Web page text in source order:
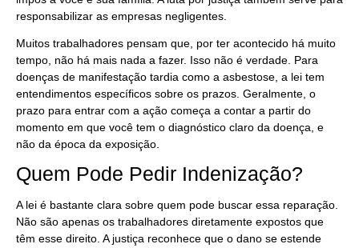
responsabilizar as empresas negligentes.
Muitos trabalhadores pensam que, por ter acontecido há muito
tempo, não há mais nada a fazer. Isso não é verdade. Para
doenças de manifestação tardia como a asbestose, a lei tem
entendimentos específicos sobre os prazos. Geralmente, o
prazo para entrar com a ação começa a contar a partir do
momento em que você tem o diagnóstico claro da doença, e
não da época da exposição.
Quem Pode Pedir Indenização?
A lei é bastante clara sobre quem pode buscar essa reparação.
Não são apenas os trabalhadores diretamente expostos que
têm esse direito. A justiça reconhece que o dano se estende